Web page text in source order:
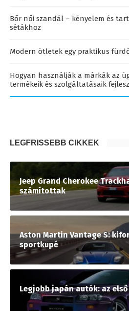
Bőr női szandál – kényelem és
sétákhoz
Modern ötletek egy praktikus
Hogyan használják a márkák az
termékeik és szolgáltatásaik
LEGFRISSEBB CIKKEK
Jeep Grand Cherokee
számítottak
Aston Martin Vantage S:
sportkupé
Legjobb japán autók: az